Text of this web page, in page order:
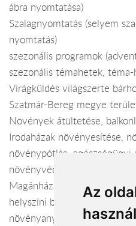
Az
használ
ábra nyomtatása)
Szalagnyomtatás (selyem
nyomtatás)
szezonális programok
szezonális témahetek,
Virágküldés világszerte
Szatmár-Bereg megye
Növények átültetése,
Irodaházak növényesítése,
növénypótlás, egészségügyi
növényvédelem
Magánházak kül- és beltéri
helyszíni bejárással,
növényanyag összeállítással